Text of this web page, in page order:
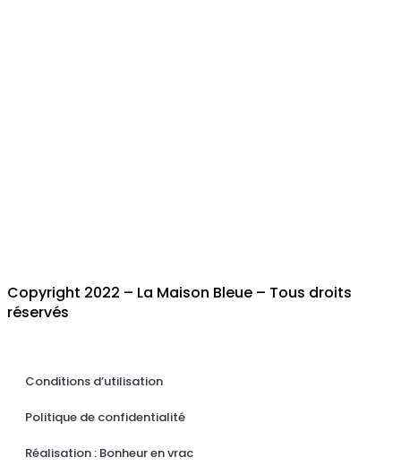
Copyright 2022 – La Maison Bleue – Tous droits
réservés
Conditions d’utilisation
Politique de confidentialité
Réalisation : Bonheur en vrac